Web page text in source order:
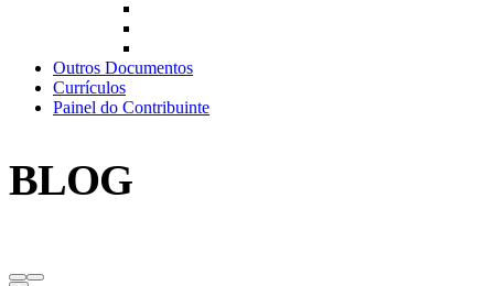
Outros Documentos
Currículos
Painel do Contribuinte
BLOG